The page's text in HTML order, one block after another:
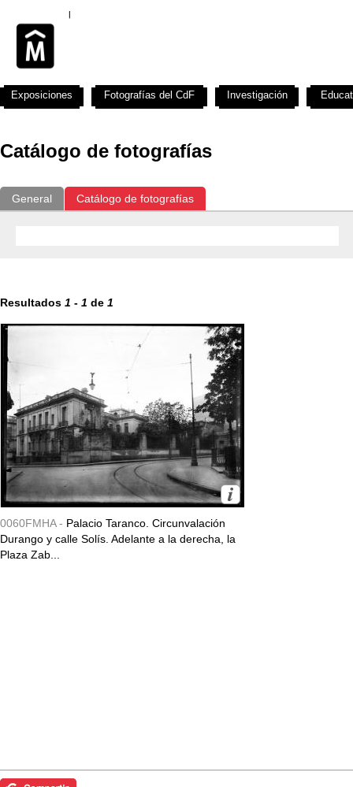
Catálogo de fotografías
General Catálogo de fotografías
Resultados 1 - 1 de 1
0060FMHA - Palacio Taranco. Circunvalación
Durango y calle Solís. Adelante a la derecha, la
Plaza Zab...
Exposiciones Fotografías del CdF Investigación